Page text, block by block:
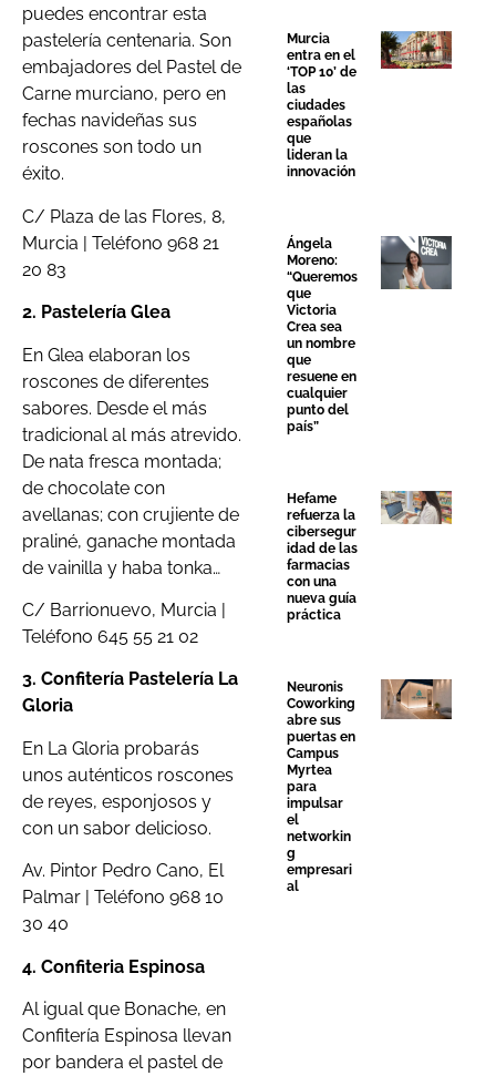
puedes encontrar esta
pastelería centenaria. Son
embajadores del Pastel de
Carne murciano, pero en
fechas navideñas sus
roscones son todo un
éxito.
C/ Plaza de las Flores, 8,
Murcia | Teléfono 968 21
20 83
2. Pastelería Glea
En Glea elaboran los
roscones de diferentes
sabores. Desde el más
tradicional al más atrevido.
De nata fresca montada;
de chocolate con
avellanas; con crujiente de
praliné, ganache montada
de vainilla y haba tonka…
C/ Barrionuevo, Murcia |
Teléfono 645 55 21 02
3. Confitería Pastelería La
Gloria
En La Gloria probarás
unos auténticos roscones
de reyes, esponjosos y
con un sabor delicioso.
Av. Pintor Pedro Cano, El
Palmar | Teléfono 968 10
30 40
4. Confiteria Espinosa
Al igual que Bonache, en
Confitería Espinosa llevan
por bandera el pastel de
Murcia
entra en el
‘TOP 10’ de
las
ciudades
españolas
que
lideran la
innovación
Ángela
Moreno:
“Queremos
que
Victoria
Crea sea
un nombre
que
resuene en
cualquier
punto del
país”
Hefame
refuerza la
cibersegur
idad de las
farmacias
con una
nueva guía
práctica
Neuronis
Coworking
abre sus
puertas en
Campus
Myrtea
para
impulsar
el
networkin
g
empresari
al